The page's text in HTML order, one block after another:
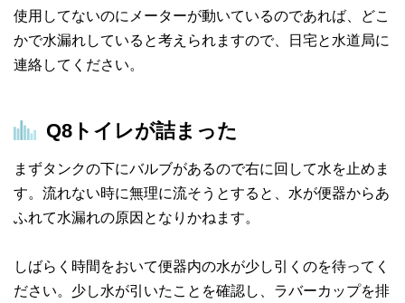
使用してないのにメーターが動いているのであれば、どこ
かで水漏れしていると考えられますので、日宅と水道局に
連絡してください。
Q8 トイレが詰まった
まずタンクの下にバルブがあるので右に回して水を止めま
す。流れない時に無理に流そうとすると、水が便器からあ
ふれて水漏れの原因となりかねます。
しばらく時間をおいて便器内の水が少し引くのを待ってく
ださい。少し水が引いたことを確認し、ラバーカップを排